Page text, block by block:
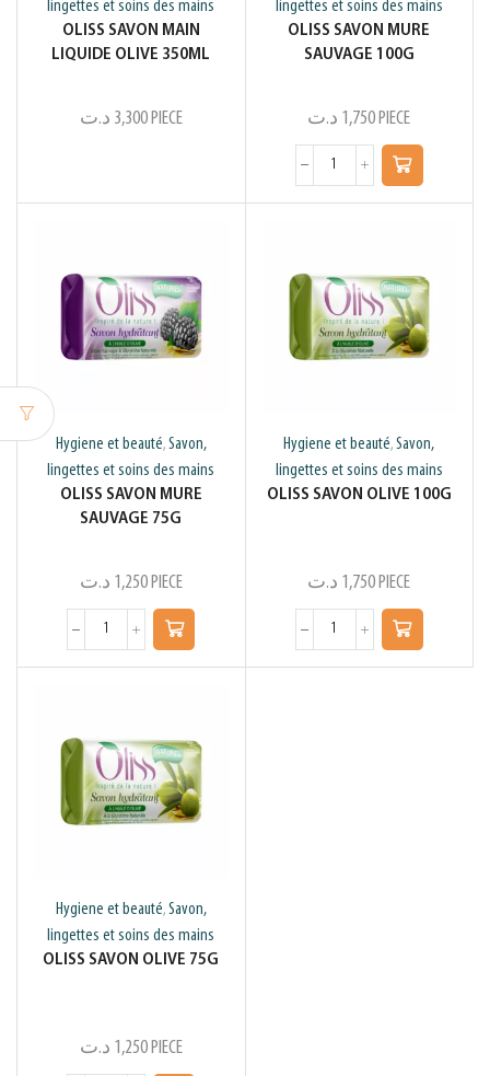
lingettes et soins des mains
OLISS SAVON MAIN
LIQUIDE OLIVE 350ML
3,300 د.ت PIECE
lingettes et soins des mains
OLISS SAVON MURE
SAUVAGE 100G
1,750 د.ت PIECE
Hygiene et beauté, Savon,
lingettes et soins des mains
OLISS SAVON MURE
SAUVAGE 75G
1,250 د.ت PIECE
Hygiene et beauté,Savon,
lingettes et soins des mains
OLISS SAVON OLIVE 100G
1,750 د.ت PIECE
Hygiene et beauté, Savon,
lingettes et soins des mains
OLISS SAVON OLIVE 75G
1,250 د.ت PIECE